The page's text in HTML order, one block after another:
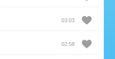
03:03
02:58